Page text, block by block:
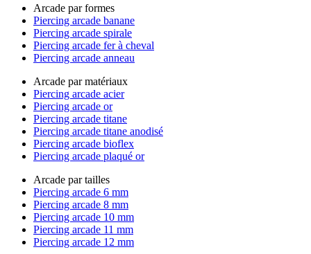
Arcade par formes
Piercing arcade banane
Piercing arcade spirale
Piercing arcade fer à cheval
Piercing arcade anneau
Arcade par matériaux
Piercing arcade acier
Piercing arcade or
Piercing arcade titane
Piercing arcade titane anodisé
Piercing arcade bioflex
Piercing arcade plaqué or
Arcade par tailles
Piercing arcade 6 mm
Piercing arcade 8 mm
Piercing arcade 10 mm
Piercing arcade 11 mm
Piercing arcade 12 mm